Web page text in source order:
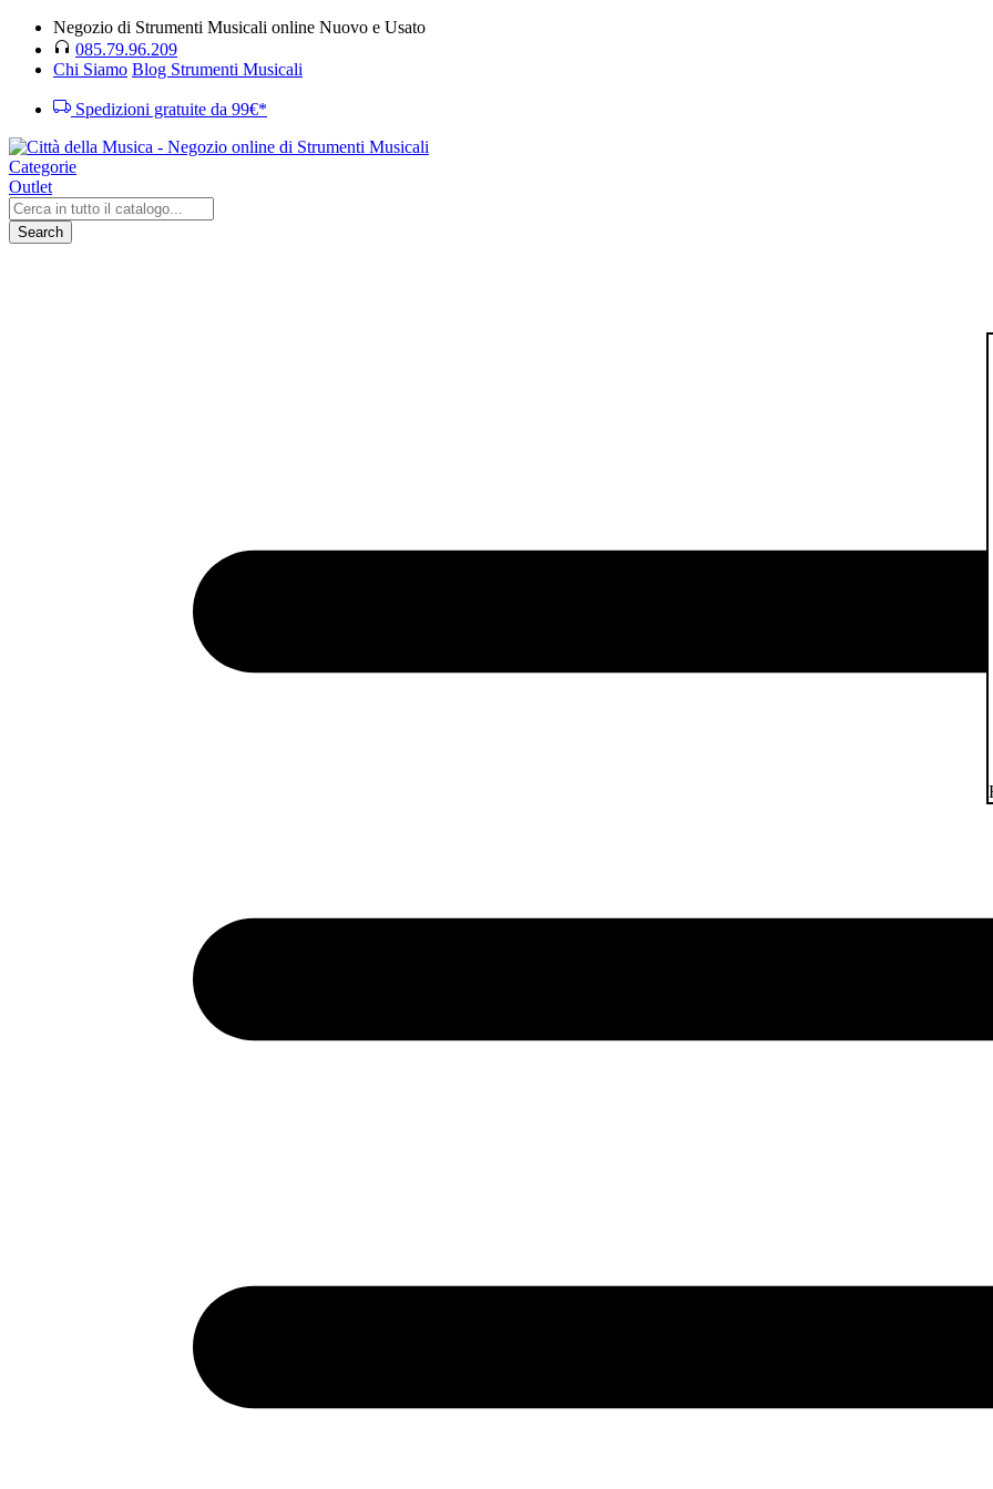
Negozio di Strumenti Musicali online Nuovo e Usato
085.79.96.209
Chi Siamo Blog Strumenti Musicali
Spedizioni gratuite da 99€*
Categorie
Outlet
Search